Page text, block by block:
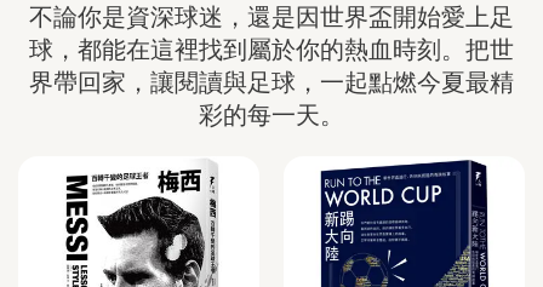
不論你是資深球迷，還是因世界盃開始愛上足
球，都能在這裡找到屬於你的熱血時刻。把世
界帶回家，讓閱讀與足球，一起點燃今夏最精
彩的每一天。